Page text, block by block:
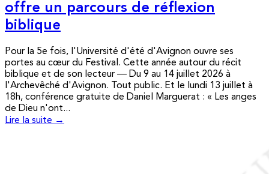
offre un parcours de réflexion
biblique
Pour la 5e fois, l'Université d'été d'Avignon ouvre ses
portes au cœur du Festival. Cette année autour du récit
biblique et de son lecteur — Du 9 au 14 juillet 2026 à
l'Archevêché d'Avignon. Tout public. Et le lundi 13 juillet à
18h, conférence gratuite de Daniel Marguerat : « Les anges
de Dieu n'ont...
Lire la suite →